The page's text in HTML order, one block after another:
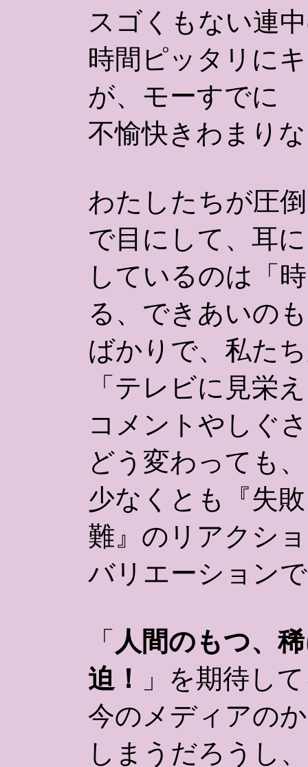
スゴくもない連
時間ピッタリに
が、モーすでに
不愉快きわまり
わたしたちが圧
で目にして、耳に
しているのは「
る、できあいの
ばかりで、私た
「テレビに見栄
コメントやしぐ
どう変わっても、
少なくとも『失
難』のリアクシ
バリエーション
「 人間のもつ、
迫！
」を期待し
今のメディアの
しまうだろうし、